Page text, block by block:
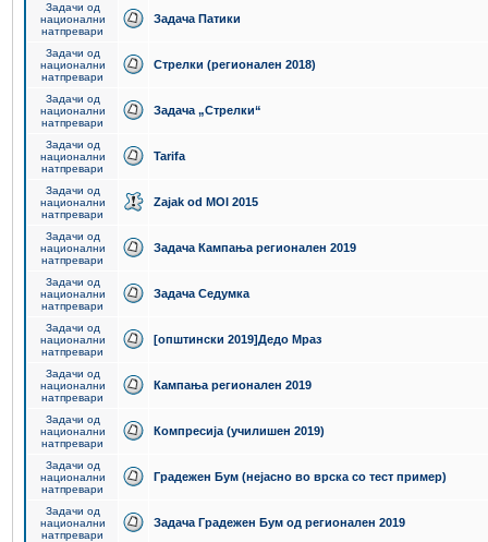
Задачи од
национални
натпревари
Задача Патики
Задачи од
национални
натпревари
Стрелки (регионален 2018)
Задачи од
национални
натпревари
Задача „Стрелки“
Задачи од
национални
натпревари
Tarifa
Задачи од
национални
натпревари
Zajak od MOI 2015
Задачи од
национални
натпревари
Задача Кампања регионален 2019
Задачи од
национални
натпревари
Задача Седумка
Задачи од
национални
натпревари
[општински 2019]Дедо Мраз
Задачи од
национални
натпревари
Кампања регионален 2019
Задачи од
национални
натпревари
Компресија (училишен 2019)
Задачи од
национални
натпревари
Градежен Бум (нејасно во врска со тест пример)
Задачи од
национални
натпревари
Задача Градежен Бум од регионален 2019